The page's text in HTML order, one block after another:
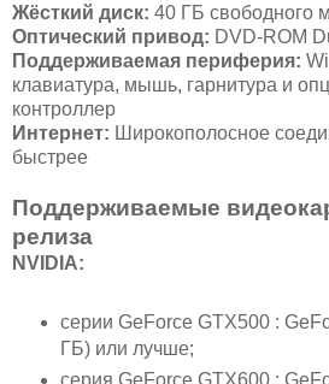
Жёсткий диск: 40 ГБ свободного
Оптический привод: DVD-ROM
Поддерживаемая периферия:
клавиатура, мышь, гарнитура и
контроллер
Интернет: Широкополосное
быстрее
Поддерживаемые
релиза
NVIDIA:
серии GeForce GTX500 :
ГБ) или лучше;
серия GeForce GTX600 :